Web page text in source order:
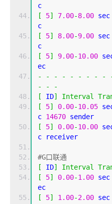
c
[
5] 7.00-8.00 sec
c
[
5] 8.00-9.00 sec
c
[
5] 9.00-10.00
ec
-
- - - - - - - -
-
-
-
[
ID] Interval
[
5] 0.00-10.05
c 14670 sender
[
5] 0.00-10.00
c receiver
#G口联通
[
ID] Interval
[
5] 0.00-1.00 sec
ec
[
5] 1.00-2.00 sec